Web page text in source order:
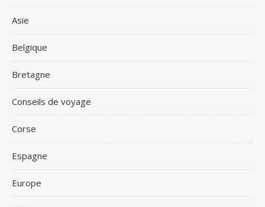
Asie
Belgique
Bretagne
Conseils de voyage
Corse
Espagne
Europe